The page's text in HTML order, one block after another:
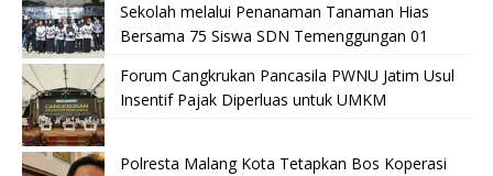
Sekolah melalui Penanaman Tanaman Hias
Bersama 75 Siswa SDN Temenggungan 01
Forum Cangkrukan Pancasila PWNU Jatim Usul
Insentif Pajak Diperluas untuk UMKM
Polresta Malang Kota Tetapkan Bos Koperasi